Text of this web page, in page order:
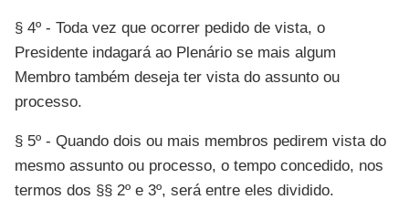
§ 4º - Toda vez que ocorrer pedido de vista, o
Presidente indagará ao Plenário se mais algum
Membro também deseja ter vista do assunto ou
processo.
§ 5º - Quando dois ou mais membros pedirem vista do
mesmo assunto ou processo, o tempo concedido, nos
termos dos §§ 2º e 3º, será entre eles dividido.